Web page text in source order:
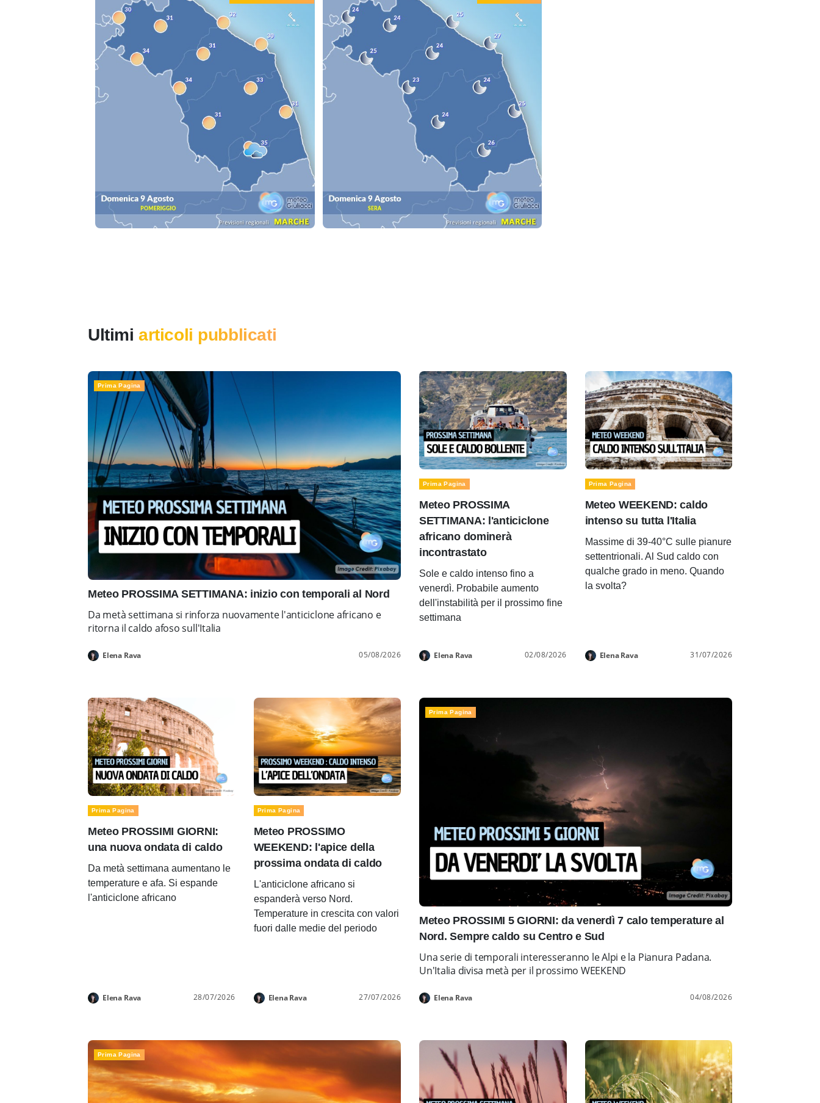
Ultimiarticoli pubblicati
Prima Pagina
Meteo PROSSIMA SETTIMANA: inizio con temporali al Nord
Da metà settimana si rinforza nuovamente l'anticiclone africano e
ritorna il caldo afoso sull'Italia
Elena Rava 05/08/2026
Prima Pagina
Meteo PROSSIMA
SETTIMANA: l'anticiclone
africano dominerà
incontrastato
Sole e caldo intenso fino a
venerdì. Probabile aumento
dell'instabilità per il prossimo fine
settimana
Elena Rava 02/08/2026
Prima Pagina
Meteo WEEKEND: caldo
intenso su tutta l'Italia
Massime di 39-40°C sulle pianure
settentrionali. Al Sud caldo con
qualche grado in meno. Quando
la svolta?
Elena Rava 31/07/2026
Prima Pagina
Meteo PROSSIMI GIORNI:
una nuova ondata di caldo
Da metà settimana aumentano le
temperature e afa. Si espande
l'anticiclone africano
Elena Rava 28/07/2026
Prima Pagina
Meteo PROSSIMO
WEEKEND: l'apice della
prossima ondata di caldo
L'anticiclone africano si
espanderà verso Nord.
Temperature in crescita con valori
fuori dalle medie del periodo
Elena Rava 27/07/2026
Prima Pagina
Meteo PROSSIMI 5 GIORNI: da venerdì 7 calo temperature al
Nord. Sempre caldo su Centro e Sud
Una serie di temporali interesseranno le Alpi e la Pianura Padana.
Un'Italia divisa metà per il prossimo WEEKEND
Elena Rava 04/08/2026
Prima Pagina